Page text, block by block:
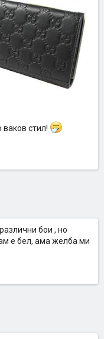
стил!
бои , но
е бел, ама желба ми